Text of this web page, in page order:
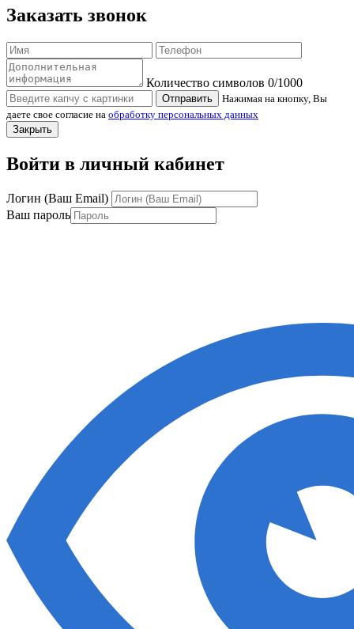
Заказать звонок
Количество символов 0/1000
Отправить
Нажимая на кнопку, Вы
даете свое согласие на обработку персональных данных
Закрыть
Войти в личный кабинет
Логин (Ваш Email)
Ваш пароль